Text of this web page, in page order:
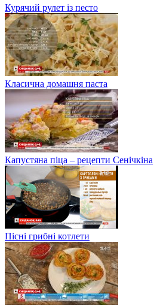
Курячий рулет із песто
Класична домашня паста
Капустяна піца – рецепти Сенічкіна
Пісні грибні котлети